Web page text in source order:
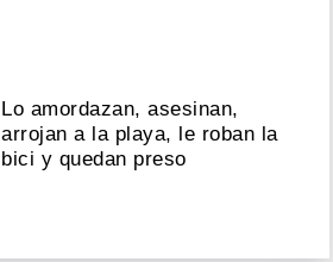
Lo amordazan, asesinan,
arrojan a la playa, le roban la
bici y quedan preso